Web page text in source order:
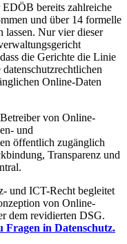
EDÖB bereits zahlreiche
und über 14 formelle
lassen. Nur vier dieser
die Gerichte die Linie
Online-Daten
von Online-
und
öffentlich zugänglich
Transparenz und
und ICT-Recht begleitet
von Online-
dem revidierten DSG.
Fragen in Datenschutz.